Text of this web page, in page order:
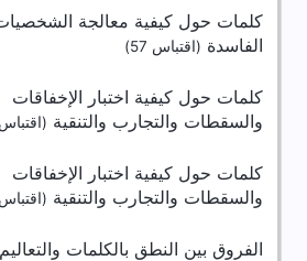
كلمات حول كيفية معالجة
الفاسدة (اقتباس 57)
كلمات حول كيفية اختبار الإخفاقات
والسقطات والتجارب والتنقية (اقتباس 61)
كلمات حول كيفية اختبار الإخفاقات
والسقطات والتجارب والتنقية (اقتباس 63)
الفروق بين النطق بالكلمات